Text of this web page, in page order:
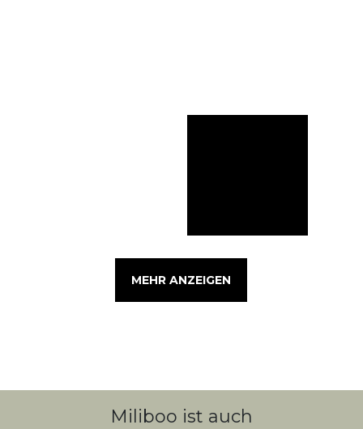
MEHR ANZEIGEN
Miliboo ist auch